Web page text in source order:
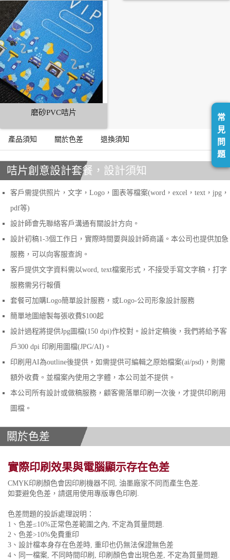
磨砂PVC咭片
產品須知 關於色差 退換須知
咭片創意設計套餐，設計須知
客戶需提供照片，文字，Logo，圖表等檔案(word，excel，text，jpg，
pdf等)
設計師會先聯絡客戶溝通有關設計方向。
設計初稿1-3個工作日，實際時間要與設計師商議。本公司也提供加急
服務，可以向客服查詢。
客戶提供文字資料需以word, text檔案形式，不接受手寫文字稿，打字
服務需另行報價
套餐可加購Logo簡單設計服務，或Logo-公司形象設計服務
簡單地圖繪製每張收費$100起
設計過程將提供Jpg圖檔(150 dpi)作校對。設計定稿後，我們將給予客
戶300 dpi 印刷用圖檔(JPG/AI)。
印刷用AI為outline後提供，如需提供可編輯之原始檔案(ai/psd)，則需
額外收費。並檔案內使用之字體，本公司並不提供。
本公司所有設計或做稿服務，顧客需落單印刷一次後，才提供印刷用
圖檔。
關於色差
實際印刷效果與電腦顯示存在色差
CMYK印刷顏色會因印刷機器不同, 油墨廠家不同而產生色差.
如要避免色差，請選用使用專版專色印刷.
色差問題的投訴處理說明：
1、色差≤10%正常色差範圍之內, 不定為質量問題.
2、色差>10%免費重印
3、設計檔本身存在色差時, 重印也仍無法保證無色差
4、同一檔案, 不同時間印刷, 印刷顏色會出現色差, 不定為質量問題.
常
見
問
題